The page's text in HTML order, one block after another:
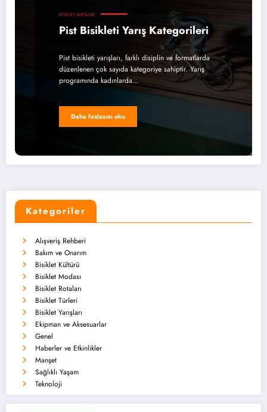
BISIKLET YARIŞLARI
Pist Bisikleti Yarış Kategorileri
Pist bisikleti yarışları, farklı disiplin ve formatlarda
düzenlenen çok sayıda kategoriye sahiptir. Yarış
programında kadınlarda…
Daha fazlasını oku
Kategoriler
Alışveriş Rehberi
Bakım ve Onarım
Bisiklet Kültürü
Bisiklet Modası
Bisiklet Rotaları
Bisiklet Türleri
Bisiklet Yarışları
Ekipman ve Aksesuarlar
Genel
Haberler ve Etkinlikler
Manşet
Sağlıklı Yaşam
Teknoloji